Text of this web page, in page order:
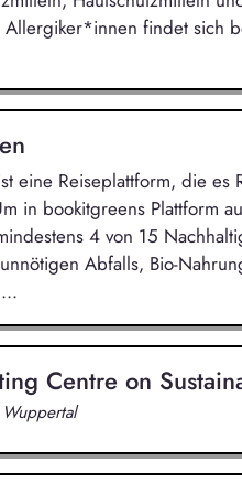
findet sich
eine Reiseplattform, die es
in bookitgreens Plattform
4 von 15
Abfalls, Bio-
Centre on